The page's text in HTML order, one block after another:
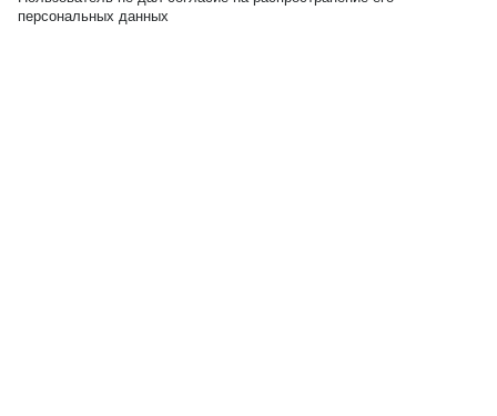
персональных данных